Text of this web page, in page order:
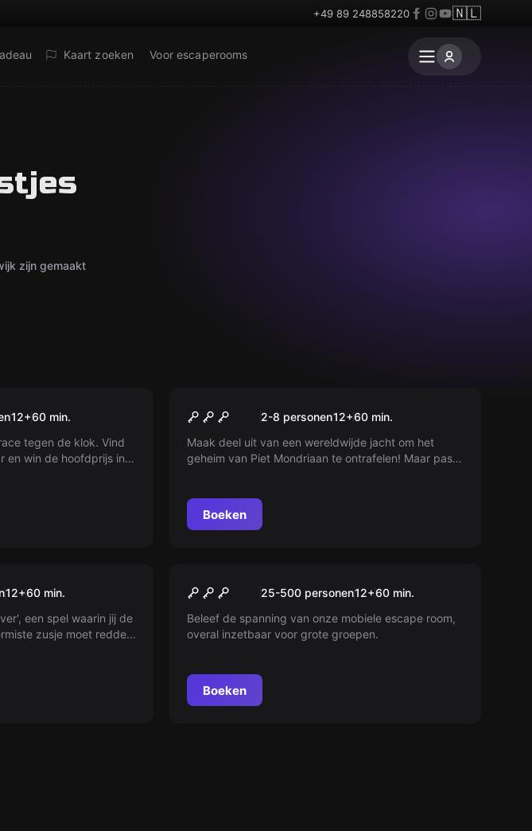
+49 89 248858220 🇳🇱
Kaart zoeken Voor escaperooms
zijn gemaakt
12+60 min.
tegen de klok. Vind
en win de hoofdprijs in
Het Mysterie Van Mondriaan
2-8 personen12+60 min.
Maak deel uit van een wereldwijde jacht om het
geheim van Piet Mondriaan te ontrafelen! Maar pas
Boeken
12+60 min.
een spel waarin jij de
zusje moet redden.
Nieuw
Mobiele Escape Room
25-500 personen12+60 min.
Beleef de spanning van onze mobiele escape room,
overal inzetbaar voor grote groepen.
Boeken